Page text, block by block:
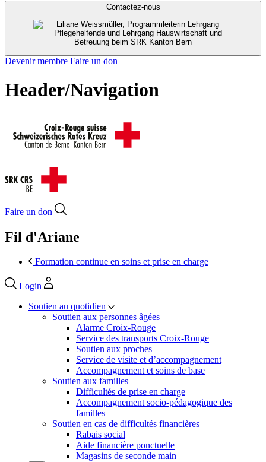
Contactez-nous
Devenir membre Faire un don
Header/Navigation
Faire un don
Fil d'Ariane
Formation continue en soins et prise en charge
Login
Soutien au quotidien
Soutien aux personnes âgées
Alarme Croix-Rouge
Service des transports Croix-Rouge
Soutien aux proches
Service de visite et d’accompagnement
Accompagnement et soins de base
Soutien aux familles
Difficultés de prise en charge
Accompagnement socio-pédagogique des
familles
Soutien en cas de difficultés financières
Rabais social
Aide financière ponctuelle
Magasins de seconde main